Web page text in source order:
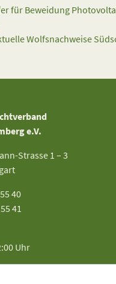
für Beweidung
Wolfsnachweise
e.V.
Strasse 1 – 3
40
41
Uhr